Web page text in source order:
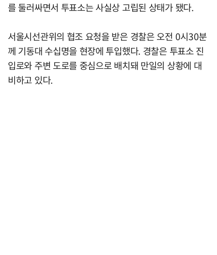
를 둘러싸면서 투표소는 사실상 고립된 상태가 됐다.
서울시선관위의 협조 요청을 받은 경찰은 오전 0시30분
께 기동대 수십명을 현장에 투입했다. 경찰은 투표소 진
입로와 주변 도로를 중심으로 배치돼 만일의 상황에 대
비하고 있다.